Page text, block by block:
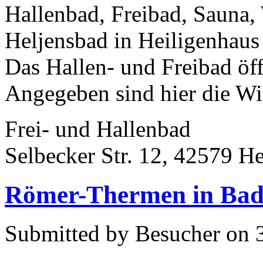
Hallenbad, Freibad,
Heljensbad in
Das Hallen- und Freibad
Angegeben sind hier die
Frei- und Hallenbad
Selbecker Str. 12, 42579
Römer-Thermen in
Submitted by Besucher on